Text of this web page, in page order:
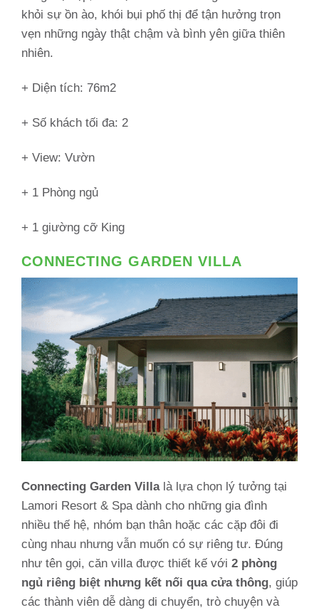
khỏi sự ồn ào, khói bụi phố thị để tận hưởng trọn
vẹn những ngày thật chậm và bình yên giữa thiên
nhiên.
+ Diện tích: 76m2
+ Số khách tối đa: 2
+ View: Vườn
+ 1 Phòng ngủ
+ 1 giường cỡ King
CONNECTING GARDEN VILLA
Connecting Garden Villalà lựa chọn lý tưởng tại
Lamori Resort & Spa dành cho những gia đình
nhiều thế hệ, nhóm bạn thân hoặc các cặp đôi đi
cùng nhau nhưng vẫn muốn có sự riêng tư. Đúng
như tên gọi, căn villa được thiết kế với 2 phòng
ngủ riêng biệt nhưng kết nối qua cửa thông, giúp
các thành viên dễ dàng di chuyển, trò chuyện và